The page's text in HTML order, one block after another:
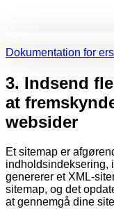
Dokumentation for
3. Indsend
at
websider
Et sitemap er
indholdsindeksering,
genererer et XML-
sitemap, og det
at gennemgå dine